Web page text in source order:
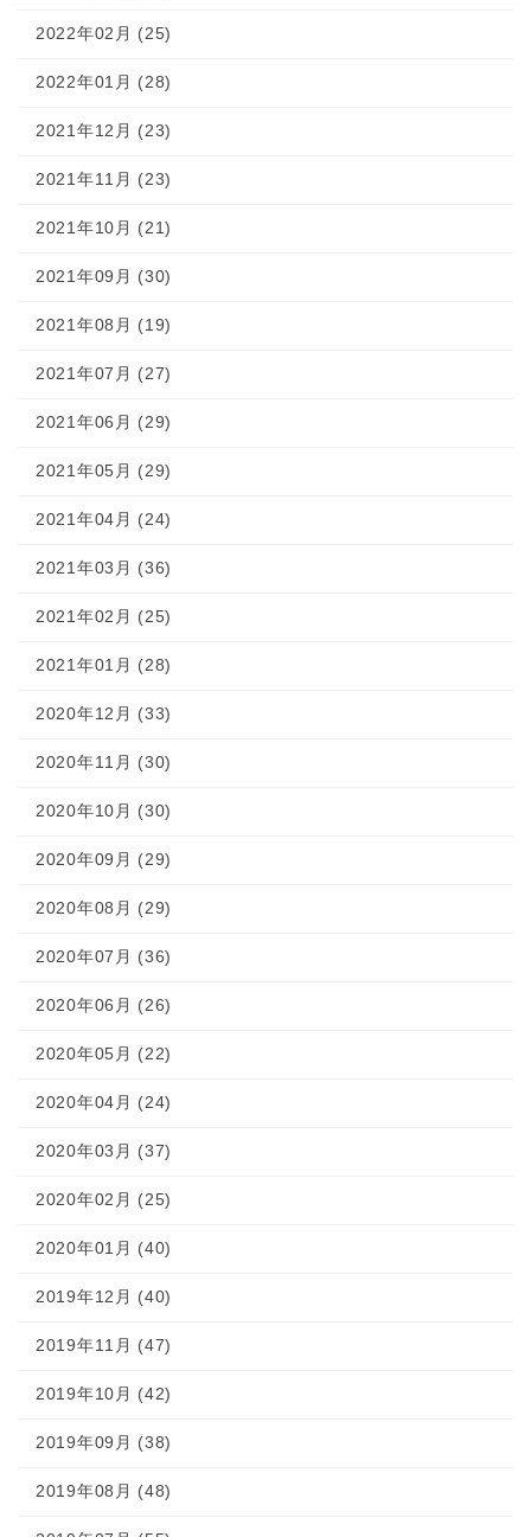
2022年02月 (25)
2022年01月 (28)
2021年12月 (23)
2021年11月 (23)
2021年10月 (21)
2021年09月 (30)
2021年08月 (19)
2021年07月 (27)
2021年06月 (29)
2021年05月 (29)
2021年04月 (24)
2021年03月 (36)
2021年02月 (25)
2021年01月 (28)
2020年12月 (33)
2020年11月 (30)
2020年10月 (30)
2020年09月 (29)
2020年08月 (29)
2020年07月 (36)
2020年06月 (26)
2020年05月 (22)
2020年04月 (24)
2020年03月 (37)
2020年02月 (25)
2020年01月 (40)
2019年12月 (40)
2019年11月 (47)
2019年10月 (42)
2019年09月 (38)
2019年08月 (48)